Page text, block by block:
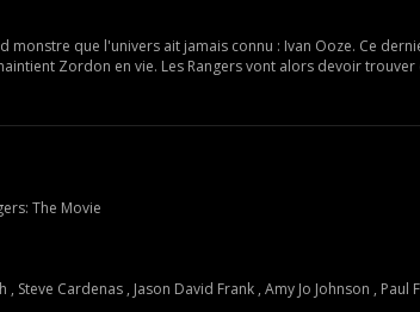
monstre que l'univers ait jamais connu : Ivan Ooze. Ce
Zordon en vie. Les Rangers vont alors devoir
The Movie
, Steve Cardenas , Jason David Frank , Amy Jo Johnson , Paul